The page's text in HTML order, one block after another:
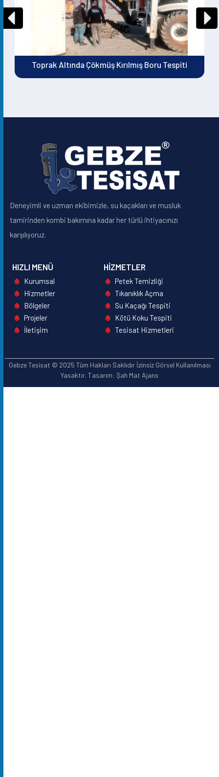
Toprak Altında Çökmüş Kırılmış Boru Tespiti
Deneyimli ve uzman ekibimizle, su kaçakları ve musluk
tamirinden kombi bakımına kadar her türlü ihtiyacınızı
karşılıyoruz.
HIZLI MENÜ
Kurumsal
Hizmetler
Bölgeler
Projeler
İletişim
HIZMETLER
Petek Temizliği
Tıkanıklık Açma
Su Kaçağı Tespiti
Kötü Koku Tespiti
Tesisat Hizmetleri
Gebze Tesisat © 2025 Tüm Hakları Saklıdır İzinsiz Görsel Kullanılması
Yasaktır. Tasarım: Şah Mat Ajans